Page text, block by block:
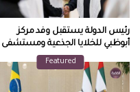
رئيس الدولة يستقبل وفد مركز
أبوظبي للخلايا الجذعية ومستشفى
Featured